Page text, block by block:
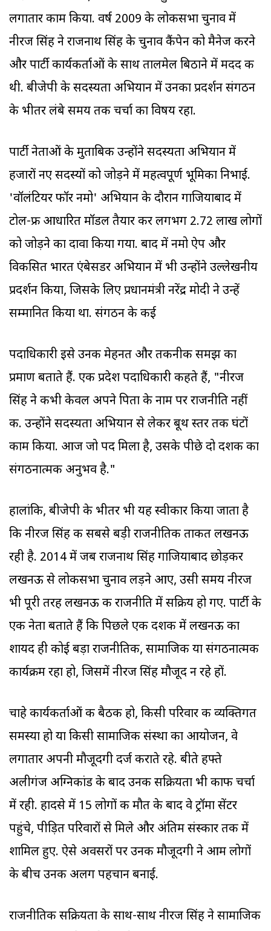
लगातार काम किया. वर्ष 2009 के लोकसभा चुनाव में
नीरज सिंह ने राजनाथ सिंह के चुनाव कैंपेन को मैनेज करने
और पार्टी कार्यकर्ताओं के साथ तालमेल बिठाने में मदद की
थी. बीजेपी के सदस्यता अभियान में उनका प्रदर्शन संगठन
के भीतर लंबे समय तक चर्चा का विषय रहा.
पार्टी नेताओं के मुताबिक उन्होंने सदस्यता अभियान में
हजारों नए सदस्यों को जोड़ने में महत्वपूर्ण भूमिका निभाई.
'वॉलंटियर फॉर नमो' अभियान के दौरान गाजियाबाद में
टोल-फ्री आधारित मॉडल तैयार कर लगभग 2.72 लाख लोगों
को जोड़ने का दावा किया गया. बाद में नमो ऐप और
विकसित भारत एंबेसडर अभियान में भी उन्होंने उल्लेखनीय
प्रदर्शन किया, जिसके लिए प्रधानमंत्री नरेंद्र मोदी ने उन्हें
सम्मानित किया था. संगठन के कई
पदाधिकारी इसे उनकी मेहनत और तकनीकी समझ का
प्रमाण बताते हैं. एक प्रदेश पदाधिकारी कहते हैं, "नीरज
सिंह ने कभी केवल अपने पिता के नाम पर राजनीति नहीं
की. उन्होंने सदस्यता अभियान से लेकर बूथ स्तर तक घंटों
काम किया. आज जो पद मिला है, उसके पीछे दो दशक का
संगठनात्मक अनुभव है."
हालांकि, बीजेपी के भीतर भी यह स्वीकार किया जाता है
कि नीरज सिंह की सबसे बड़ी राजनीतिक ताकत लखनऊ
रही है. 2014 में जब राजनाथ सिंह गाजियाबाद छोड़कर
लखनऊ से लोकसभा चुनाव लड़ने आए, उसी समय नीरज
भी पूरी तरह लखनऊ की राजनीति में सक्रिय हो गए. पार्टी के
एक नेता बताते हैं कि पिछले एक दशक में लखनऊ का
शायद ही कोई बड़ा राजनीतिक, सामाजिक या संगठनात्मक
कार्यक्रम रहा हो, जिसमें नीरज सिंह मौजूद न रहे हों.
चाहे कार्यकर्ताओं की बैठक हो, किसी परिवार की व्यक्तिगत
समस्या हो या किसी सामाजिक संस्था का आयोजन, वे
लगातार अपनी मौजूदगी दर्ज कराते रहे. बीते हफ्ते
अलीगंज अग्निकांड के बाद उनकी सक्रियता भी काफी चर्चा
में रही. हादसे में 15 लोगों की मौत के बाद वे ट्रॉमा सेंटर
पहुंचे, पीड़ित परिवारों से मिले और अंतिम संस्कार तक में
शामिल हुए. ऐसे अवसरों पर उनकी मौजूदगी ने आम लोगों
के बीच उनकी अलग पहचान बनाई.
राजनीतिक सक्रियता के साथ-साथ नीरज सिंह ने सामाजिक